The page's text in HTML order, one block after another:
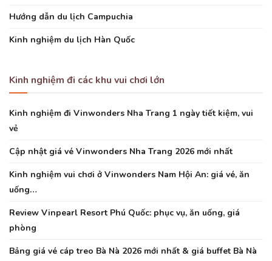
Hướng dẫn du lịch Campuchia
Kinh nghiệm du lịch Hàn Quốc
Kinh nghiệm đi các khu vui chơi lớn
Kinh nghiệm đi Vinwonders Nha Trang 1 ngày tiết kiệm, vui
vẻ
Cập nhật giá vé Vinwonders Nha Trang 2026 mới nhất
Kinh nghiệm vui chơi ở Vinwonders Nam Hội An: giá vé, ăn
uống…
Review Vinpearl Resort Phú Quốc: phục vụ, ăn uống, giá
phòng
Bảng giá vé cáp treo Bà Nà 2026 mới nhất & giá buffet Bà Nà